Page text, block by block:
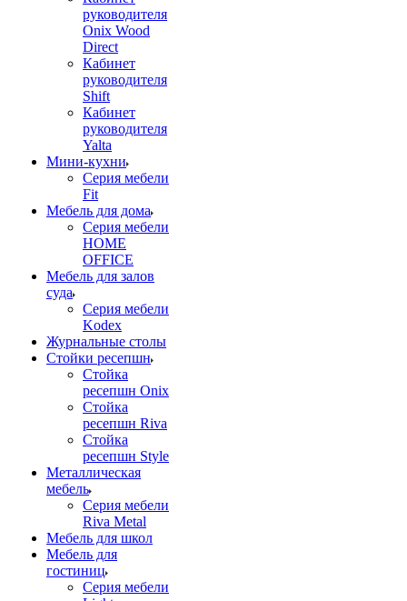
руководителя
Onix Wood
Direct
Кабинет
руководителя
Shift
Кабинет
руководителя
Yalta
Мини-кухни
Серия мебели
Fit
Мебель для дома
Серия мебели
HOME
OFFICE
Мебель для залов
суда
Серия мебели
Kodex
Журнальные столы
Стойки ресепшн
Стойка
ресепшн Onix
Стойка
ресепшн Riva
Стойка
ресепшн Style
Металлическая
мебель
Серия мебели
Riva Metal
Мебель для школ
Мебель для
гостиниц
Серия мебели